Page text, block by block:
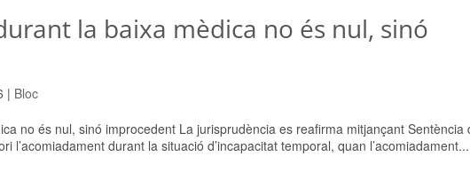
la baixa mèdica no és nul, sinó
| Bloc
no és nul, sinó improcedent La jurisprudència es reafirma mitjançant Sentència
l’acomiadament durant la situació d’incapacitat temporal, quan l’acomiadament...